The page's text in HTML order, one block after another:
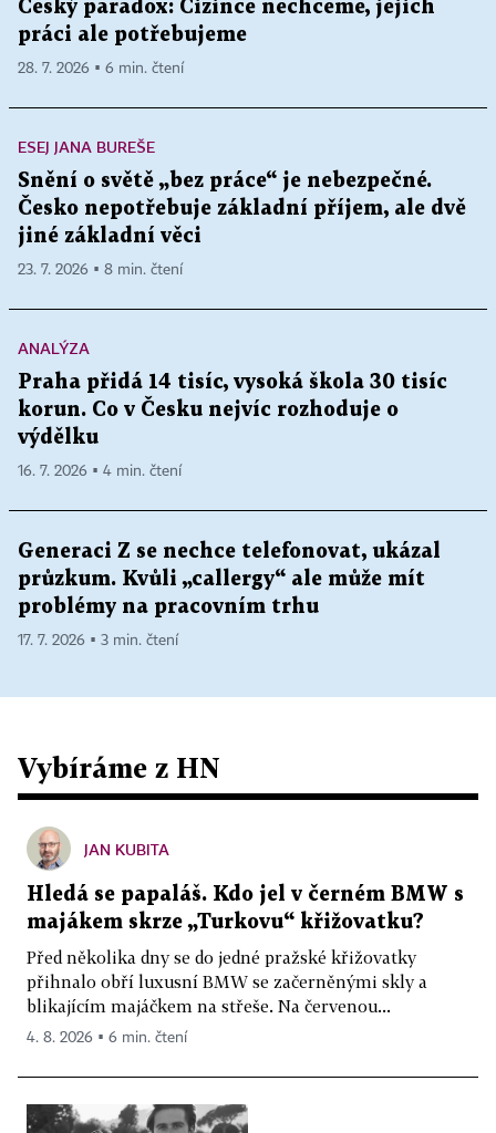
Český paradox: Cizince nechceme, jejich
práci ale potřebujeme
28. 7. 2026 ▪ 6 min. čtení
ESEJ JANA BUREŠE
Snění o světě „bez práce“ je nebezpečné.
Česko nepotřebuje základní příjem, ale dvě
jiné základní věci
23. 7. 2026 ▪ 8 min. čtení
ANALÝZA
Praha přidá 14 tisíc, vysoká škola 30 tisíc
korun. Co v Česku nejvíc rozhoduje o
výdělku
16. 7. 2026 ▪ 4 min. čtení
Generaci Z se nechce telefonovat, ukázal
průzkum. Kvůli „callergy“ ale může mít
problémy na pracovním trhu
17. 7. 2026 ▪ 3 min. čtení
Vybíráme z HN
JAN KUBITA
Hledá se papaláš. Kdo jel v černém BMW s
majákem skrze „Turkovu“ křižovatku?
Před několika dny se do jedné pražské křižovatky
přihnalo obří luxusní BMW se začerněnými skly a
blikajícím majáčkem na střeše. Na červenou...
4. 8. 2026 ▪ 6 min. čtení